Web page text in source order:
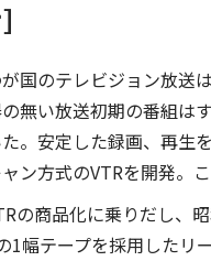
国のテレビジョン放送
無い放送初期の番組は
。安定した録画、再生
ン方式のVTRを開発。
の商品化に乗りだし、
1幅テープを採用したリ